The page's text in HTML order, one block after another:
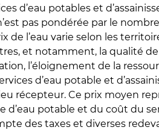
d’eau potables et
pas pondérée par le
de l’eau varie selon les
et notamment, la qualité de
l’éloignement de la
d’eau potable et
récepteur. Ce prix moyen
d’eau potable et du coût du
des taxes et diverses